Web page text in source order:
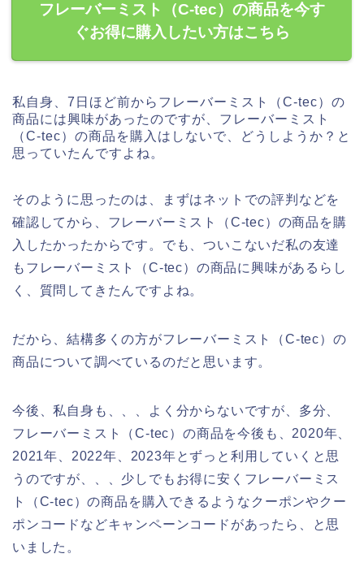
フレーバーミスト（C-tec）の商品を今す
ぐお得に購入したい方はこちら
私自身、7日ほど前からフレーバーミスト（C-tec）の
商品には興味があったのですが、フレーバーミスト
（C-tec）の商品を購入はしないで、どうしようか？と
思っていたんですよね。
そのように思ったのは、まずはネットでの評判などを
確認してから、フレーバーミスト（C-tec）の商品を購
入したかったからです。でも、ついこないだ私の友達
もフレーバーミスト（C-tec）の商品に興味があるらし
く、質問してきたんですよね。
だから、結構多くの方がフレーバーミスト（C-tec）の
商品について調べているのだと思います。
今後、私自身も、、、よく分からないですが、多分、
フレーバーミスト（C-tec）の商品を今後も、2020年、
2021年、2022年、2023年とずっと利用していくと思
うのですが、、、少しでもお得に安くフレーバーミス
ト（C-tec）の商品を購入できるようなクーポンやクー
ポンコードなどキャンペーンコードがあったら、と思
いました。